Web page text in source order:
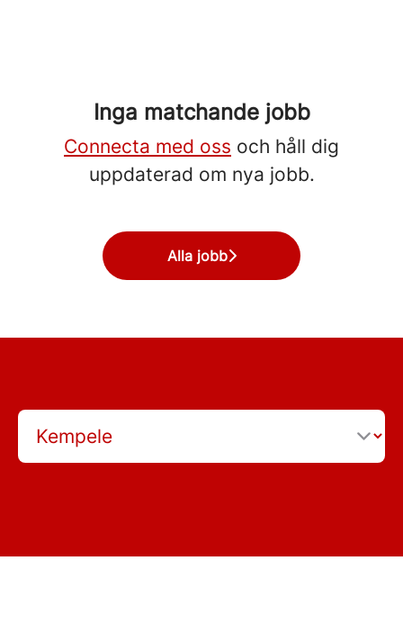
Inga matchande jobb
Connecta med oss och håll dig
uppdaterad om nya jobb.
Alla jobb